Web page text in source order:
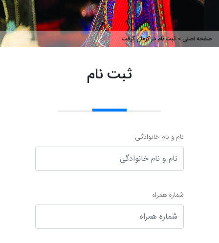
صفحه اصلی> ثبت نام در کرمان کرفت
ثبت نام
نام و نام خانوادگی
شماره همراه